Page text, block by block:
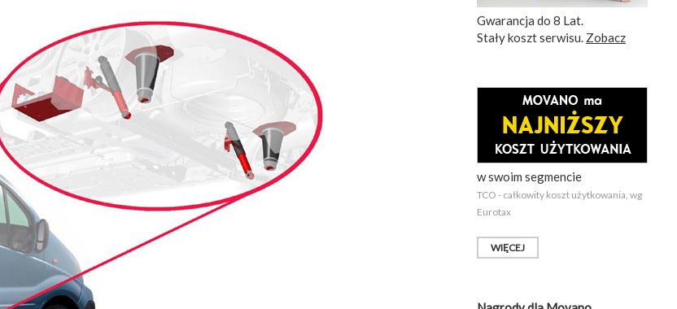
Gwarancja do 8 Lat.
Stały koszt serwisu. Zobacz
w swoim segmencie
TCO - całkowity koszt użytkowania, wg
Eurotax
WIĘCEJ